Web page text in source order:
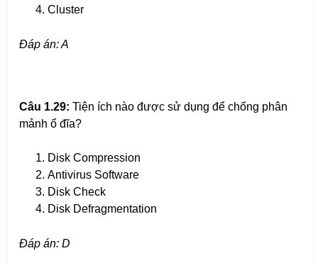
Cluster
Đáp án: A
Câu 1.29: Tiện ích nào được sử dụng để chống phân
mảnh ổ đĩa?
Disk Compression
Antivirus Software
Disk Check
Disk Defragmentation
Đáp án: D